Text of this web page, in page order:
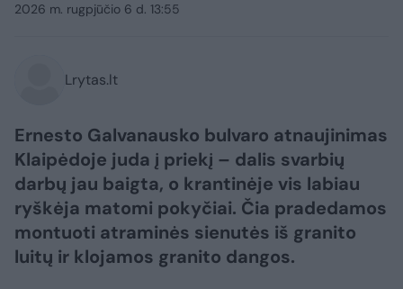
2026 m. rugpjūčio 6 d. 13:55
Lrytas.lt
Ernesto Galvanausko bulvaro atnaujinimas
Klaipėdoje juda į priekį – dalis svarbių
darbų jau baigta, o krantinėje vis labiau
ryškėja matomi pokyčiai. Čia pradedamos
montuoti atraminės sienutės iš granito
luitų ir klojamos granito dangos.